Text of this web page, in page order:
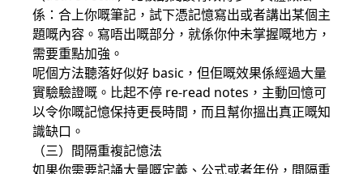
係：合上你嘅筆記，試下憑記憶寫出或者講出某個主
題嘅內容。寫唔出嘅部分，就係你仲未掌握嘅地方，
需要重點加強。
呢個方法聽落好似好 basic，但佢嘅效果係經過大量
實驗驗證嘅。比起不停 re-read notes，主動回憶可
以令你嘅記憶保持更長時間，而且幫你搵出真正嘅知
識缺口。
（三）間隔重複記憶法
如果你需要記誦大量嘅定義、公式或者年份，間隔重